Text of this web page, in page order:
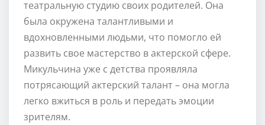
театральную студию своих родителей. Она
была окружена талантливыми и
вдохновленными людьми, что помогло ей
развить свое мастерство в актерской сфере.
Микульчина уже с детства проявляла
потрясающий актерский талант – она могла
легко вжиться в роль и передать эмоции
зрителям.